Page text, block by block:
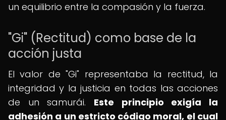
un equilibrio entre la compasión y la fuerza.
"Gi" (Rectitud) como base de la
acción justa
El valor de "Gi" representaba la rectitud, la
integridad y la justicia en todas las acciones
de un samurái. Este principio exigía la
adhesión a un estricto código moral, el cual